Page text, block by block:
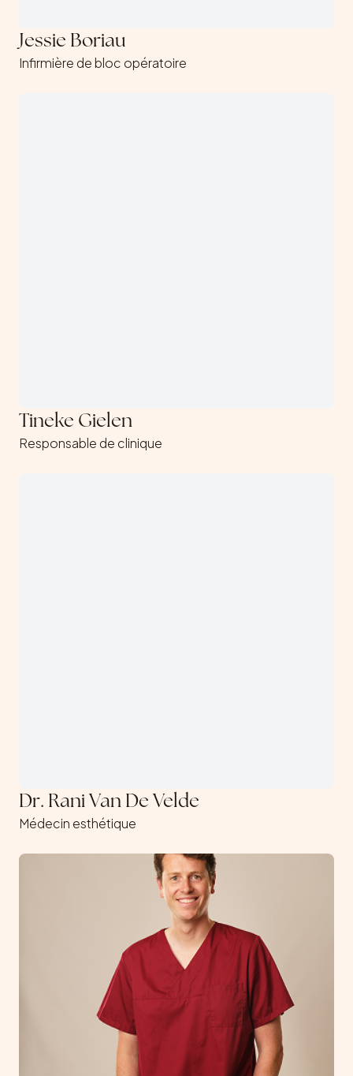
Jessie Boriau
Infirmière de bloc opératoire
Tineke Gielen
Responsable de clinique
Dr. Rani Van De Velde
Médecin esthétique